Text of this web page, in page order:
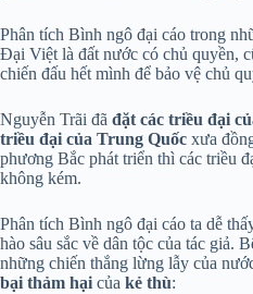
Phân tích Bình ngô đại cáo trong
Đại Việt là đất nước có chủ quyền,
chiến đấu hết mình để bảo vệ chủ
Nguyễn Trãi đã đặt các triều đại
triều đại của Trung Quốc xưa
phương Bắc phát triển thì các triều
không kém.
Phân tích Bình ngô đại cáo ta dễ
hào sâu sắc về dân tộc của tác giả.
những chiến thắng lừng lẫy của
bại thảm hại của kẻ thù: